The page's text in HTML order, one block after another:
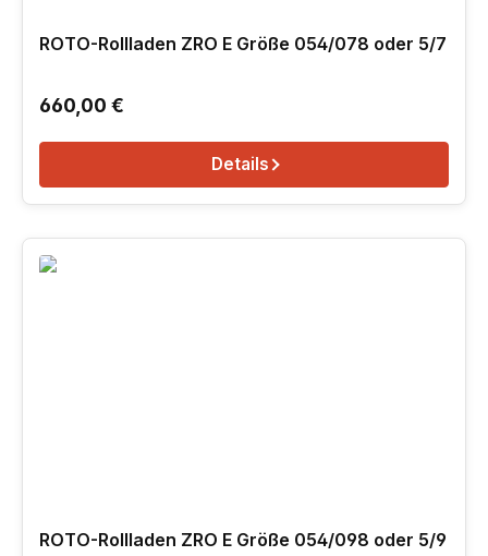
ROTO-Rollladen ZRO E Größe 054/078 oder 5/7
Regulärer Preis:
660,00 €
Details
ROTO-Rollladen ZRO E Größe 054/098 oder 5/9